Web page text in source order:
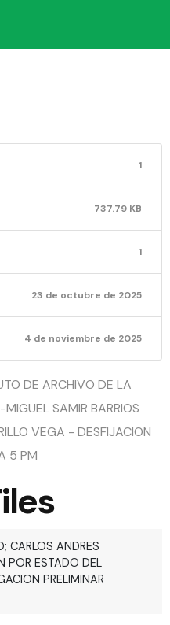
1
737.79 KB
1
23 de octubre de 2025
4 de noviembre de 2025
DE ARCHIVO DE LA
SAMIR BARRIOS
VEGA - DESFIJACION
5 PM
CARLOS ANDRES
POR ESTADO DEL
PRELIMINAR